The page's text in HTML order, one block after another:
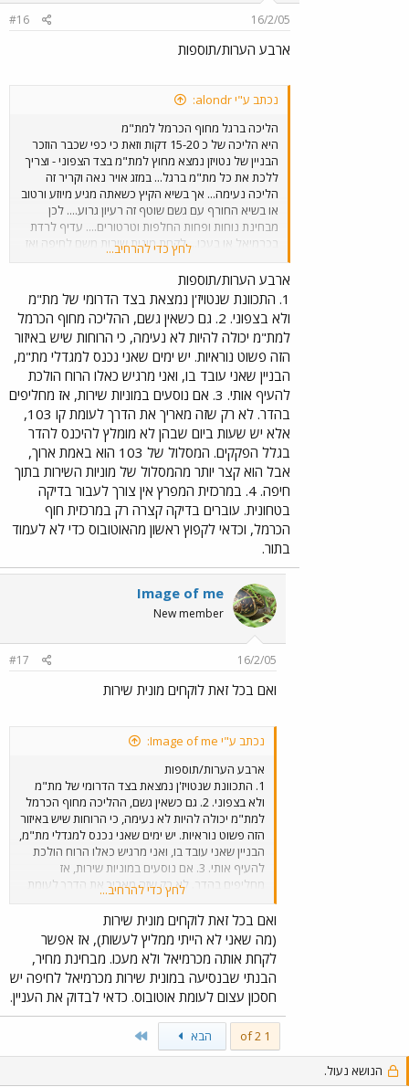
16/2/05
#16
ארבע הערות/תוספות
נכתב ע"י alondr:
הליכה ברגל מחוף הכרמל למת"מ
היא הליכה של כ 15-20 דקות וזאת כי כפי שכבר הוזכר
הבניין של נטויזן נמצא מחוץ למת"מ בצד הצפוני - וצריך
ללכת את כל מת"מ ברגל... במזג אויר נאה וקריר זה
הליכה נעימה... אך בשיא הקיץ כשאתה מגיע מיוזע ורטוב
או בשיא החורף עם גשם שוטף זה רעיון גרוע.... לכן
מבחינת נוחות ופחות החלפות וטרטורים.... עדיף לרדת
בכרמיאל או בעכו... לקחת מונית שירות משם לחיפה ואז
מונית שירות לטירת הכרמל שעוצרת לך בפתח הבניין של
נטויזן ויש לך בערך 10 שניות ללכת ברגל לצערי הגעה
לנטויז'ן באוטובוסים מהצפון מצריכה טרטור עצום ובלתי
יאמן של אוטובוס אחד למרכזית המפרץ - אוטובוס נוסף
כמו 103 עד מרכזית חוף הכרמל ושוב אוטובוס לכיוון
טירת הכרמל.... ההחלפות האלה שכוללות כניסה
לתחנות בדיקה בטחונית ועוד וההמתנה לקו ההמשך
גוזלות המון זמן
לחץ כדי להרחיב...
ארבע הערות/תוספות
1. התכוונת שנטויז'ן נמצאת בצד הדרומי של מת"מ
ולא בצפוני. 2. גם כשאין גשם, ההליכה מחוף הכרמל
למת"מ יכולה להיות לא נעימה, כי הרוחות שיש באיזור
הזה פשוט נוראיות. יש ימים שאני נכנס למגדלי מת"מ,
הבניין שאני עובד בו, ואני מרגיש כאלו הרוח הולכת
להעיף אותי. 3. אם נוסעים במוניות שירות, אז מחליפים
בהדר. לא רק שזה מאריך את הדרך לעומת קו 103,
אלא יש שעות ביום שבהן לא מומלץ להיכנס להדר
בגלל הפקקים. המסלול של 103 הוא באמת ארוך,
אבל הוא קצר יותר מהמסלול של מוניות השירות בתוך
חיפה. 4. במרכזית המפרץ אין צורך לעבור בדיקה
בטחונית. עוברים בדיקה קצרה רק במרכזית חוף
הכרמל, וכדאי לקפוץ ראשון מהאוטובוס כדי לא לעמוד
בתור.
Image of me
New member
16/2/05
#17
ואם בכל זאת לוקחים מונית שירות
נכתב ע"י Image of me:
ארבע הערות/תוספות
1. התכוונת שנטויז'ן נמצאת בצד הדרומי של מת"מ
ולא בצפוני. 2. גם כשאין גשם, ההליכה מחוף הכרמל
למת"מ יכולה להיות לא נעימה, כי הרוחות שיש באיזור
הזה פשוט נוראיות. יש ימים שאני נכנס למגדלי מת"מ,
הבניין שאני עובד בו, ואני מרגיש כאלו הרוח הולכת
להעיף אותי. 3. אם נוסעים במוניות שירות, אז
מחליפים בהדר. לא רק שזה מאריך את הדרך לעומת
קו 103, אלא יש שעות ביום שבהן לא מומלץ להיכנס
ארוך, אבל הוא קצר יותר מהמסלול של מוניות השירות
בתוך חיפה. 4. במרכזית המפרץ אין צורך לעבור
בדיקה בטחונית. עוברים בדיקה קצרה רק במרכזית
חוף הכרמל, וכדאי לקפוץ ראשון מהאוטובוס כדי לא
לעמוד בתור.
לחץ כדי להרחיב...
ואם בכל זאת לוקחים מונית שירות
(מה שאני לא הייתי ממליץ לעשות), אז אפשר
לקחת אותה מכרמיאל ולא מעכו. מבחינת מחיר,
הבנתי שבנסיעה במונית שירות מכרמיאל לחיפה יש
חסכון עצום לעומת אוטובוס. כדאי לבדוק את העניין.
1 of 2 הבא
הנושא נעול.